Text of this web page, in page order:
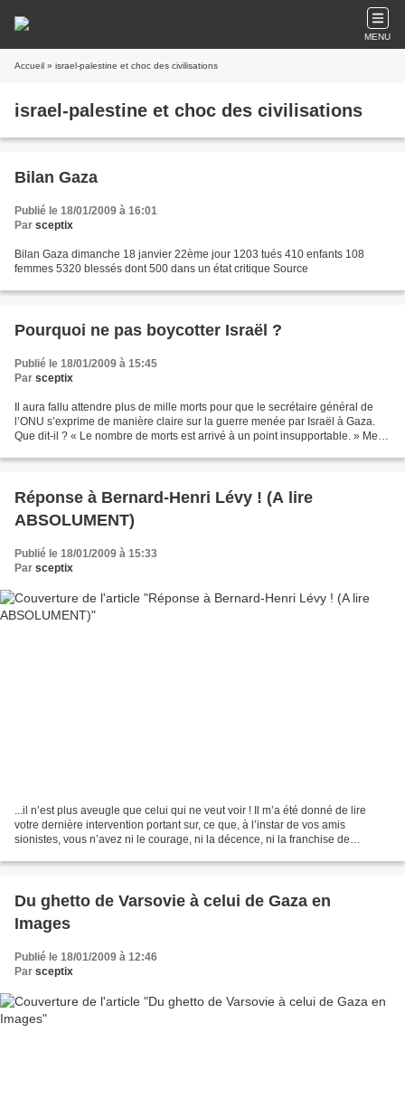
MENU
Accueil » israel-palestine et choc des civilisations
israel-palestine et choc des civilisations
Bilan Gaza
Publié le 18/01/2009 à 16:01
Par sceptix
Bilan Gaza dimanche 18 janvier 22ème jour 1203 tués 410 enfants 108
femmes 5320 blessés dont 500 dans un état critique Source
Pourquoi ne pas boycotter Israël ?
Publié le 18/01/2009 à 15:45
Par sceptix
Il aura fallu attendre plus de mille morts pour que le secrétaire général de
l’ONU s’exprime de manière claire sur la guerre menée par Israël à Gaza.
Que dit-il ? « Le nombre de morts est arrivé à un point insupportable. » Merci
Réponse à Bernard-Henri Lévy ! (A lire
ABSOLUMENT)
Publié le 18/01/2009 à 15:33
Par sceptix
...il n’est plus aveugle que celui qui ne veut voir ! Il m’a été donné de lire
votre dernière intervention portant sur, ce que, à l’instar de vos amis
sionistes, vous n’avez ni le courage, ni la décence, ni la franchise de
Du ghetto de Varsovie à celui de Gaza en
Images
Publié le 18/01/2009 à 12:46
Par sceptix